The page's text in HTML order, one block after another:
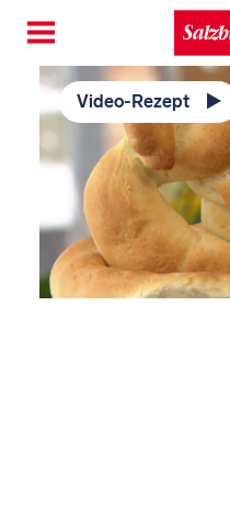
Toggle
navigation
Video-Rezept